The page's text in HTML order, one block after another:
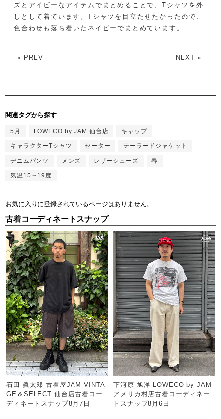
ズとアイビーなアイテムでまとめることで、Tシャツを外
しとして着ています。Tシャツを目立たせたかったので、
色合わせも落ち着いたネイビーでまとめています。
« PREV NEXT »
関連タグから探す
5月 LOWECO by JAM 仙台店 キャップ
キャラクターTシャツ セーター テーラードジャケット
デニムパンツ メンズ レザーシューズ 春
気温15～19度
お気に入りに登録されているページはありません。
古着コーディネートスナップ
石田 眞太郎 古着屋JAM VINTA
GE＆SELECT 仙台店古着コー
ディネートスナップ8月7日
下河原 旭洋 LOWECO by JAM
アメリカ村店古着コーディネー
トスナップ8月6日